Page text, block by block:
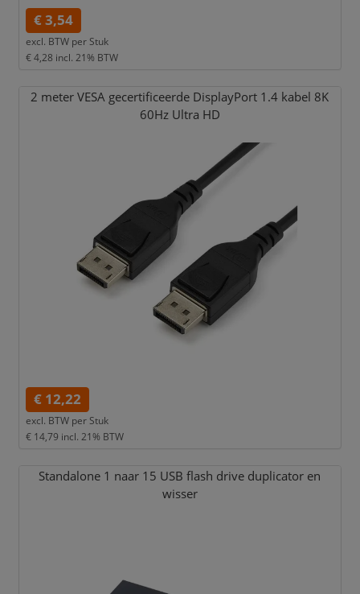
€ 3,54
excl. BTW per Stuk
€ 4,28 incl. 21% BTW
2 meter VESA gecertificeerde DisplayPort 1.4 kabel 8K
60Hz Ultra HD
€ 12,22
excl. BTW per Stuk
€ 14,79 incl. 21% BTW
Standalone 1 naar 15 USB flash drive duplicator en
wisser